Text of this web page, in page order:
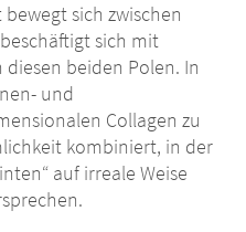
sich zwischen
sich mit
beiden Polen. In
und
Collagen zu
kombiniert, in der
auf irreale Weise